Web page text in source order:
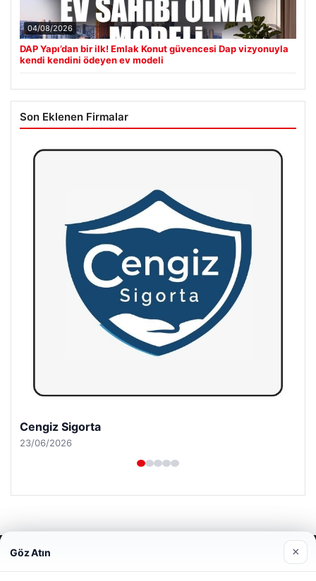
04/08/2026
DAP Yapı’dan bir ilk! Emlak Konut güvencesi Dap vizyonuyla
kendi kendini ödeyen ev modeli
Son Eklenen Firmalar
Cengiz Sigorta
23/06/2026
© 2026 Acil Rehber | Gündem Haberleri
Göz Atın ×